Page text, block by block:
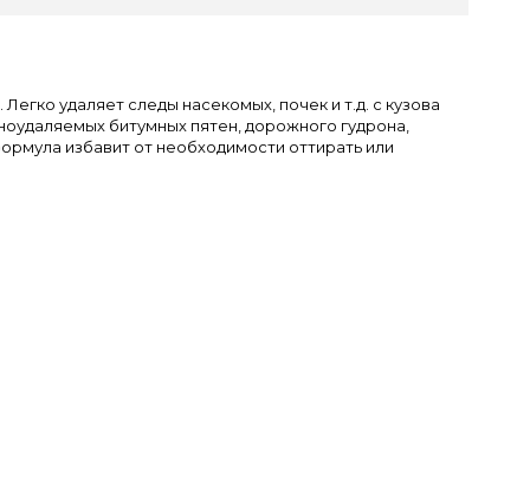
удаляет следы насекомых, почек и т.д. с кузова
битумных пятен, дорожного гудрона,
избавит от необходимости оттирать или